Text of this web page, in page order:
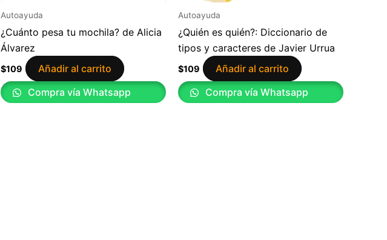
Autoayuda
¿Cuánto pesa tu mochila? de Alicia
Álvarez
$109
Añadir al carrito
Compra vía Whatsapp
Autoayuda
¿Quién es quién?: Diccionario de
tipos y caracteres de Javier Urrua
$109
Añadir al carrito
Compra vía Whatsapp